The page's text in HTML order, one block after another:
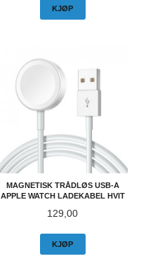
KJØP
MAGNETISK TRÅDLØS USB-A
APPLE WATCH LADEKABEL HVIT
Pris
129,00
KJØP